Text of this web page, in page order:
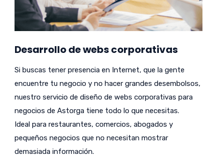
Desarrollo de webs corporativas
Si buscas tener presencia en Internet, que la gente
encuentre tu negocio y no hacer grandes desembolsos,
nuestro servicio de diseño de webs corporativas para
negocios de Astorga tiene todo lo que necesitas.
Ideal para restaurantes, comercios, abogados y
pequeños negocios que no necesitan mostrar
demasiada información.